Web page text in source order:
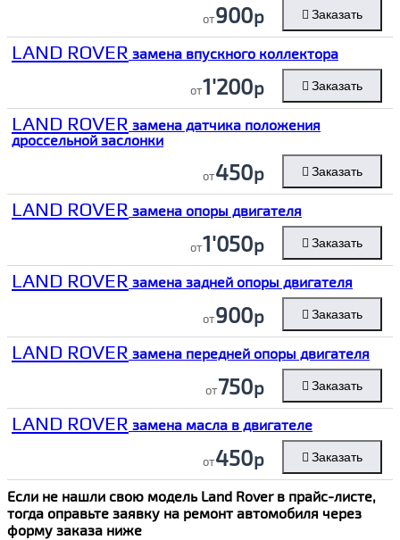
от900р Заказать
LAND ROVER замена впускного коллектора
от1'200р Заказать
LAND ROVER замена датчика положения
дроссельной заслонки
от450р Заказать
LAND ROVER замена опоры двигателя
от1'050р Заказать
LAND ROVER замена задней опоры двигателя
от900р Заказать
LAND ROVER замена передней опоры двигателя
от750р Заказать
LAND ROVER замена масла в двигателе
от450р Заказать
Если не нашли свою модель Land Roverв прайс-листе,
тогда оправьте заявку на ремонт автомобиля через
форму заказа ниже